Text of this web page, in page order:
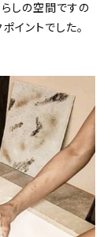
しの空間ですの
イントでした。